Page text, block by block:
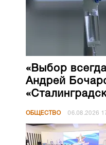
«Выбор
Андрей
ОБЩЕСТВО 06.08.2026